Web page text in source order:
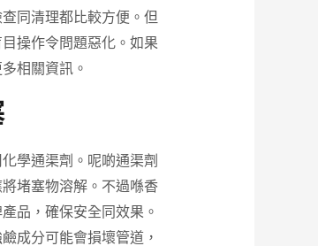
同清理都比較方便。但
操作令問題惡化。如果
相關資訊。
學通渠劑。呢啲通渠劑
堵塞物溶解。不過喺香
品，確保安全同效果。
成分可能會損壞管道，